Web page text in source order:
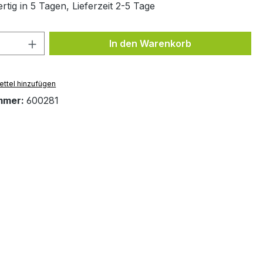
in 5 Tagen, Lieferzeit 2-5 Tage
Anzahl: Gib den gewünschten Wert
In den Warenkorb
hinzufügen
600281